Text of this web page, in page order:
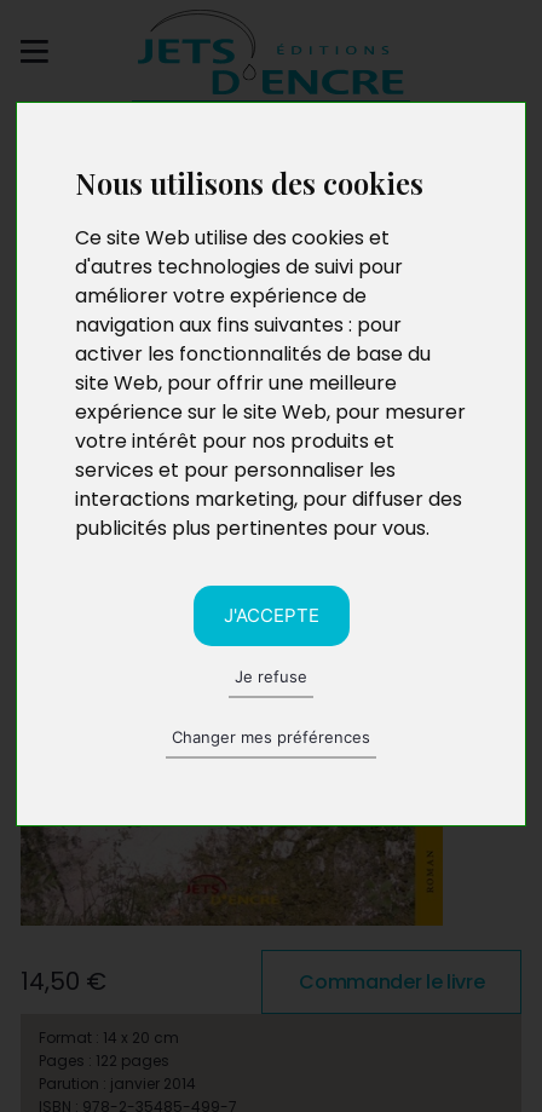
Nous utilisons des cookies
Ce site Web utilise des cookies et
d'autres technologies de suivi pour
améliorer votre expérience de
navigation aux fins suivantes : pour
activer les fonctionnalités de base du
site Web, pour offrir une meilleure
expérience sur le site Web, pour mesurer
votre intérêt pour nos produits et
services et pour personnaliser les
interactions marketing, pour diffuser des
publicités plus pertinentes pour vous.
J'ACCEPTE
Je refuse
Changer mes préférences
Au bord du gouffre
14,50 € Commander le livre
Format : 14 x 20 cm
Pages : 122 pages
Parution : janvier 2014
ISBN : 978-2-35485-499-7